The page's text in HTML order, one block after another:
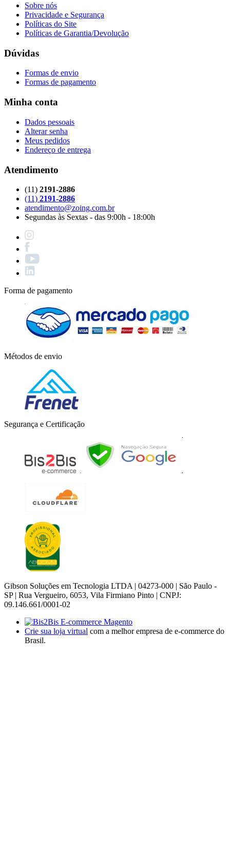
Sobre nós
Privacidade e Segurança
Políticas do Site
Políticas de Garantia/Devolução
Dúvidas
Formas de envio
Formas de pagamento
Minha conta
Dados pessoais
Alterar senha
Meus pedidos
Endereço de entrega
Atendimento
(11) 2191-2886
(11) 2191-2886
atendimento@zoing.com.br
Segundas às Sextas - das 9:00h - 18:00h
Forma de pagamento
Métodos de envio
Segurança e Certificação
Gibson Soluções em Tecnologia LTDA | 04273-000 | São Paulo -
SP | Rua Vergueiro, 6053, Vila Firmiano Pinto | CNPJ:
09.146.661/0001-02
Crie sua loja virtual com a melhor empresa de e-commerce do
Brasil.